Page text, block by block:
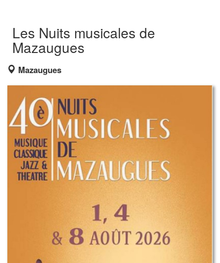
Les Nuits musicales de
Mazaugues
Mazaugues